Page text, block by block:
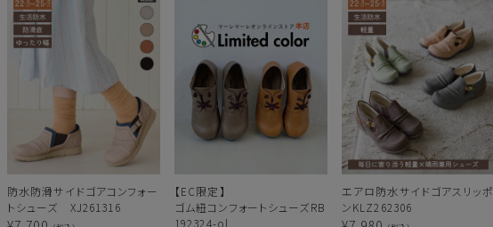
防水防滑サイドゴアコンフォー
トシューズ XJ261316
【EC限定】
ゴム紐コンフォートシューズRB
192324-ol
エアロ防水サイドゴアスリッポ
ンKLZ262306